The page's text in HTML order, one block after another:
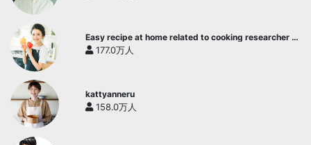
Easy recipe at home related to cooking researcher /
Yukari's Kitchen
177.0万人
kattyanneru
158.0万人